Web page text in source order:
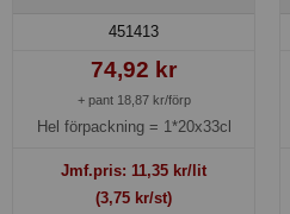
451413
74,92 kr
+ pant 18,87 kr/förp
Hel förpackning = 1*20x33cl
Jmf.pris: 11,35 kr/lit
(3,75 kr/st)